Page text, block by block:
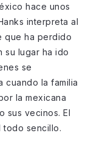
hace unos
interpreta al
que ha perdido
su lugar ha ido
se
cuando la familia
la mexicana
sus vecinos. El
todo sencillo.